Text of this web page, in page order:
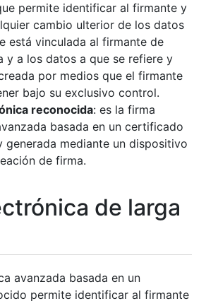
permite identificar al firmante y
cambio ulterior de los datos
está vinculada al firmante de
y a los datos a que se refiere y
por medios que el firmante
bajo su exclusivo control.
reconocida: es la firma
basada en un certificado
generada mediante un dispositivo
de firma.
de larga
avanzada basada en un
permite identificar al firmante